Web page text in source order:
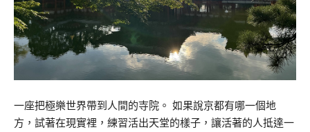
一座把極樂世界帶到人間的寺院。 如果說京都有哪一個地
方，試著在現實裡，練習活出天堂的樣子，讓活著的人抵達一